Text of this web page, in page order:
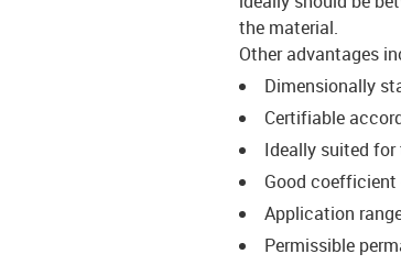
the material.
Other advantages
Dimensionally
Certifiable
Ideally suited
Good
Application
Permissible